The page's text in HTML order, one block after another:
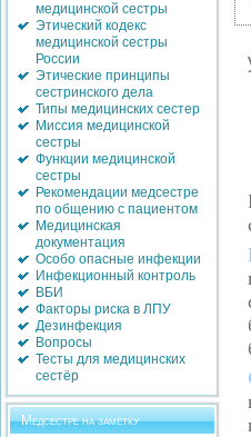
медицинской сестры
Этический кодекс
медицинской сестры
России
Этические принципы
сестринского дела
Типы медицинских сестер
Миссия медицинской
сестры
Функции медицинской
сестры
Рекомендации медсестре
по общению с пациентом
Медицинская
документация
Особо опасные инфекции
Инфекционный контроль
ВБИ
Факторы риска в ЛПУ
Дезинфекция
Вопросы
Тесты для медицинских
сестёр
Медсестре на заметку